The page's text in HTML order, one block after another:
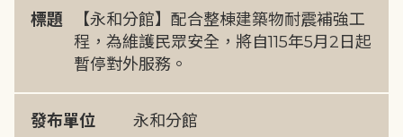
標題
【永和分館】配合整棟建築物耐震補強工
程，為維護民眾安全，將自115年5月2日起
暫停對外服務。
發布單位 永和分館